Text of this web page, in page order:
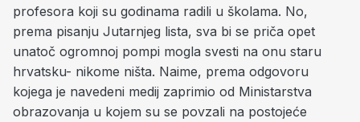
profesora koji su godinama radili u školama. No,
prema pisanju Jutarnjeg lista, sva bi se priča opet
unatoč ogromnoj pompi mogla svesti na onu staru
hrvatsku- nikome ništa. Naime, prema odgovoru
kojega je navedeni medij zaprimio od Ministarstva
obrazovanja u kojem su se povzali na postojeće